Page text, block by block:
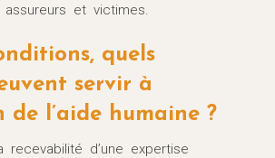
et victimes.
quels
servir à
de l’aide humaine ?
recevabilité d’une expertise